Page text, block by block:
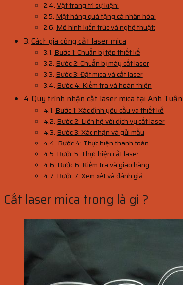
Vật trang trí sự kiện:
Mặt hàng quà tặng cá nhân hóa:
Mô hình kiến trúc và nghệ thuật:
Cách gia công cắt laser mica
Bước 1: Chuẩn bị tệp thiết kế
Bước 2: Chuẩn bị máy cắt laser
Bước 3: Đặt mica và cắt laser
Bước 4: Kiểm tra và hoàn thiện
Quy trình nhận cắt laser mica tại Anh Tuấn
Bước 1: Xác định yêu cầu và thiết kế
Bước 2: Liên hệ với dịch vụ cắt laser
Bước 3: Xác nhận và gửi mẫu
Bước 4: Thực hiện thanh toán
Bước 5: Thực hiện cắt laser
Bước 6: Kiểm tra và giao hàng
Bước 7: Xem xét và đánh giá
Cắt laser mica trong là gì ?